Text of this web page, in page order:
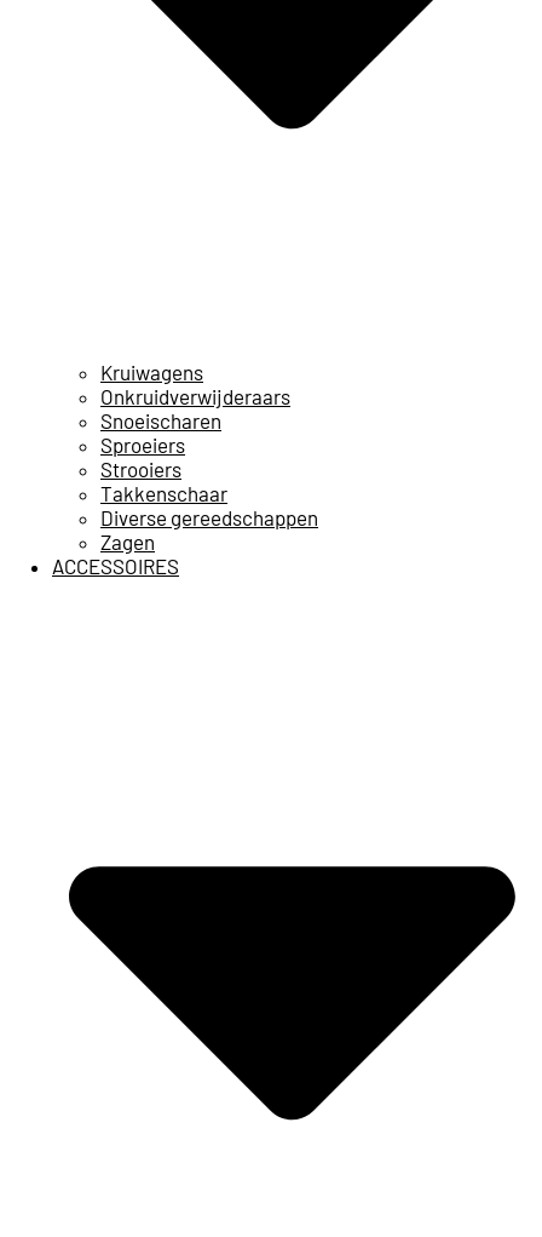
Kruiwagens
Onkruidverwijderaars
Snoeischaren
Sproeiers
Strooiers
Takkenschaar
Diverse gereedschappen
Zagen
ACCESSOIRES